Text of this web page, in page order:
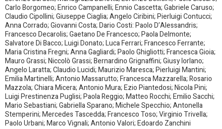
Carlo Borgomeo; Enrico Campanelli; Ennio Cascetta; Gabriele Caruso;
Claudio Cipollini; Giuseppe Ciaglia; Angelo Ciribini; Pierluigi Contucci;
Anna Corrado; Giovanni Costa; Dario Costi: Paolo D’Alessandris;
Francesco Decarolis; Gaetano De Francesco; Paola Delmonte;
Salvatore Di Bacco; Luigi Donato; Luca Ferrari; Francesco Ferrante;
Maria Cristina Fregni; Anna Gagliardi; Paolo Ghigliotti; Francesca Gioia;
Mauro Grassi; Niccolò Grassi; Bernardino Grignaffini; Giusy Iorlano;
Angelo Laratta; Claudio Lucidi; Maurizio Maresca; Pierluigi Mantini;
Emilia Martinelli; Antonio Massarutto; Francesca Mazzarella; Rosario
Mazzola; Chiara Micera; Antonio Mura; Ezio Piantedosi; Nicola Pini;
Luigi Prestinenza Puglisi; Paola Reggio; Matteo Rocchi; Emilio Sacchi;
Mario Sebastiani; Gabriella Sparano; Michele Specchio; Antonella
Stemperini; Mercedes Tascedda; Francesco Toso; Virginio Trivella;
Paolo Urbani; Marco Vignali; Antonio Valori; Edoardo Zanchini